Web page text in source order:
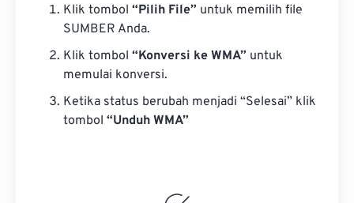
Klik tombol “Pilih File” untuk memilih file
SUMBER Anda.
Klik tombol “Konversi ke WMA” untuk
memulai konversi.
Ketika status berubah menjadi “Selesai” klik
tombol “Unduh WMA”